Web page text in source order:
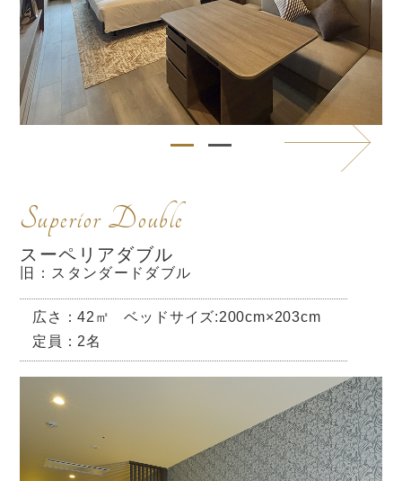
Superior Double
スーペリアダブル
旧：スタンダードダブル
広さ：42㎡
ベッドサイズ:200cm×203cm
定員：2名